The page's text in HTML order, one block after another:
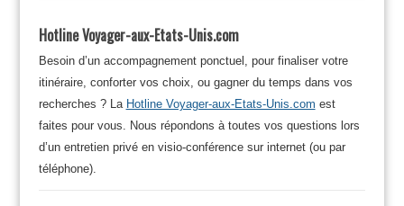
Hotline Voyager-aux-Etats-Unis.com
Besoin d’un accompagnement ponctuel, pour finaliser votre
itinéraire, conforter vos choix, ou gagner du temps dans vos
recherches ? La Hotline Voyager-aux-Etats-Unis.com est
faites pour vous. Nous répondons à toutes vos questions lors
d’un entretien privé en visio-conférence sur internet (ou par
téléphone).